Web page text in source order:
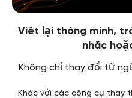
Viết lại thông minh,
nhắc
Không chỉ thay đổi từ
Khác với các công cụ thay